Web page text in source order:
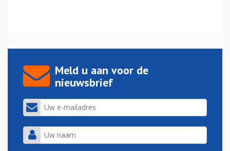
Meld u aan voor de
nieuwsbrief